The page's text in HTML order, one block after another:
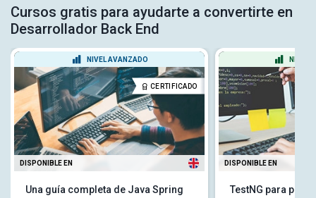
Cursos gratis para ayudarte a convertirte en
Desarrollador Back End
NIVEL AVANZADO
CERTIFICADO
DISPONIBLE EN
Una guía completa de Java Spring
NIVEL
DISPONIBLE EN
TestNG para